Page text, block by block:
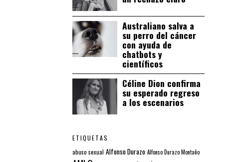
Australiano salva a
su perro del cáncer
con ayuda de
chatbots y
científicos
Céline Dion confirma
su esperado regreso
a los escenarios
ETIQUETAS
abuso sexual Alfonso Durazo Alfonso Durazo Montaño